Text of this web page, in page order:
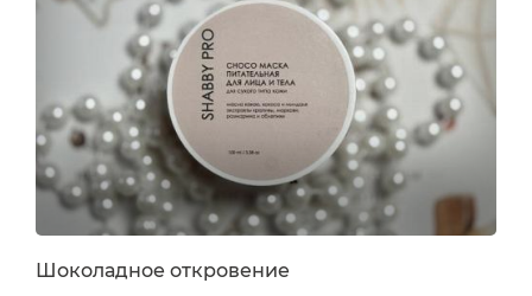
который защищает маску от попадания влаги,
воздуха, грязи, пыли, различных
бактерий. Такая застёжка позволяет
открывать...
Шоколадное откровение